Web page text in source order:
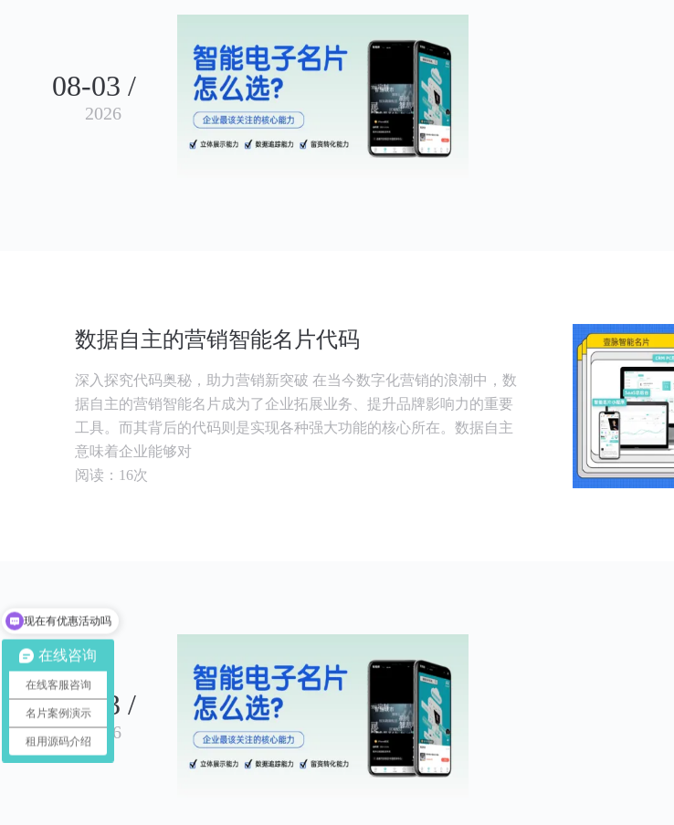
08-03 /
2026
数据自主的营销智能名片代码
深入探究代码奥秘，助力营销新突破 在当今数字化营销的浪潮中，数
据自主的营销智能名片成为了企业拓展业务、提升品牌影响力的重要
工具。而其背后的代码则是实现各种强大功能的核心所在。数据自主
意味着企业能够对
阅读：16次
08-03 /
2026
在线咨询
在线客服咨询
名片案例演示
租用源码介绍